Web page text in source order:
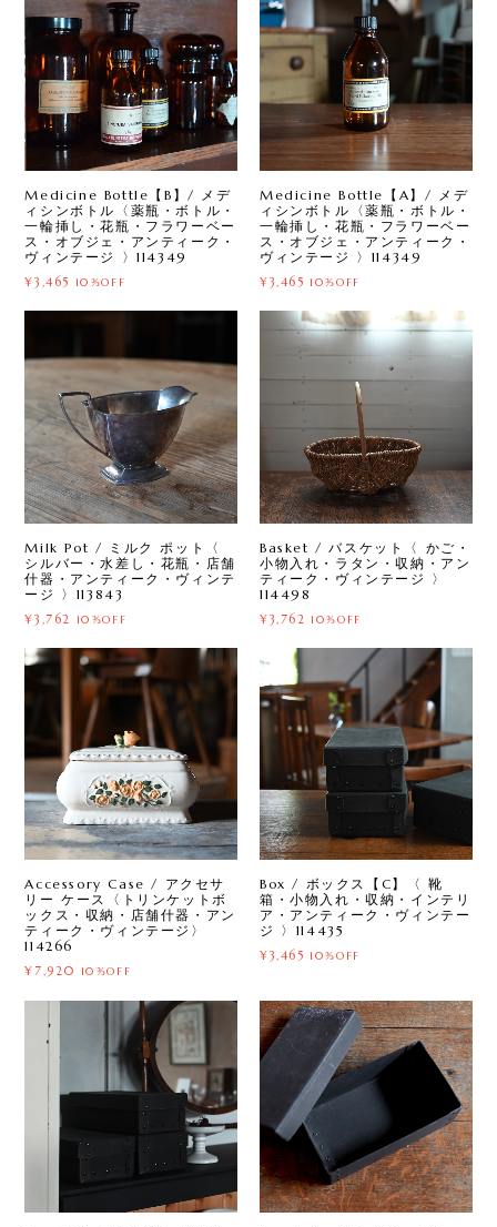
Medicine Bottle【B】/ メデ
ィシンボトル〈薬瓶・ボトル・
一輪挿し・花瓶・フラワーベー
ス・オブジェ・アンティーク・
ヴィンテージ 〉114349
¥3,465 10%OFF
Medicine Bottle【A】/ メデ
ィシンボトル〈薬瓶・ボトル・
一輪挿し・花瓶・フラワーベー
ス・オブジェ・アンティーク・
ヴィンテージ 〉114349
¥3,465 10%OFF
Milk Pot / ミルク ポット〈
シルバー・水差し・花瓶・店舗
什器・アンティーク・ヴィンテ
ージ 〉113843
¥3,762 10%OFF
Basket / バスケット〈 かご・
小物入れ・ラタン・収納・アン
ティーク・ヴィンテージ 〉
114498
¥3,762 10%OFF
Accessory Case / アクセサ
リー ケース〈トリンケットボ
ックス・収納・店舗什器・アン
ティーク・ヴィンテージ〉
114266
¥7,920 10%OFF
Box / ボックス【C】〈 靴
箱・小物入れ・収納・インテリ
ア・アンティーク・ヴィンテー
ジ 〉114435
¥3,465 10%OFF